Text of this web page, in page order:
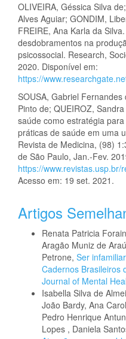
OLIVEIRA, Géssica Silva
Alves Aguiar; GONDIM,
FREIRE, Ana Karla da
desdobramentos na
psicossocial. Research,
2020. Disponível em:
https://
SOUSA, Gabriel
Pinto de; QUEIROZ,
saúde como estratégia
práticas de saúde em uma
Revista de Medicina, (98)
de São Paulo, Jan.-Fev.
https://www.revistas.usp.br/
Acesso em: 19 set. 2021.
Artigos
Renata Patricia
Aragão Muniz de
Petrone, Ser
Cadernos Brasileiros
Journal of Mental
Isabella Silva de
João Bardy, Ana
Pedro Henrique
Lopes , Daniela